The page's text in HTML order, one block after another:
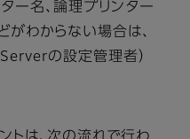
ー名、論理プリンター
わからない場合は、
の設定管理者）